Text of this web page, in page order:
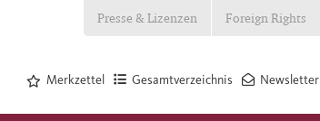
Presse & Lizenzen Foreign Rights
Newsletter
Gesamtverzeichnis
Merkzettel